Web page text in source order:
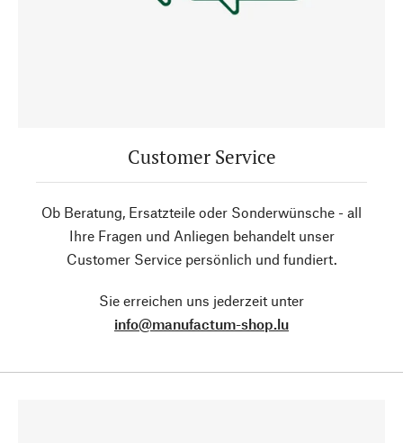
Customer Service
Ob Beratung, Ersatzteile oder Sonderwünsche - all
Ihre Fragen und Anliegen behandelt unser
Customer Service persönlich und fundiert.
Sie erreichen uns jederzeit unter
info@manufactum-shop.lu